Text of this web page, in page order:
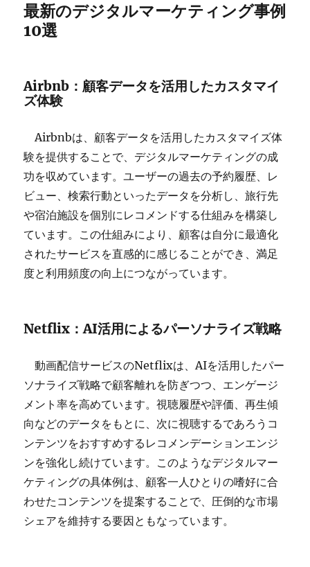
最新のデジタルマーケティング事例
10選
Airbnb：顧客データを活用したカスタマイ
ズ体験
Airbnbは、顧客データを活用したカスタマイズ体
験を提供することで、デジタルマーケティングの成
功を収めています。ユーザーの過去の予約履歴、レ
ビュー、検索行動といったデータを分析し、旅行先
や宿泊施設を個別にレコメンドする仕組みを構築し
ています。この仕組みにより、顧客は自分に最適化
されたサービスを直感的に感じることができ、満足
度と利用頻度の向上につながっています。
Netflix：AI活用によるパーソナライズ戦略
動画配信サービスのNetflixは、AIを活用したパー
ソナライズ戦略で顧客離れを防ぎつつ、エンゲージ
メント率を高めています。視聴履歴や評価、再生傾
向などのデータをもとに、次に視聴するであろうコ
ンテンツをおすすめするレコメンデーションエンジ
ンを強化し続けています。このようなデジタルマー
ケティングの具体例は、顧客一人ひとりの嗜好に合
わせたコンテンツを提案することで、圧倒的な市場
シェアを維持する要因ともなっています。